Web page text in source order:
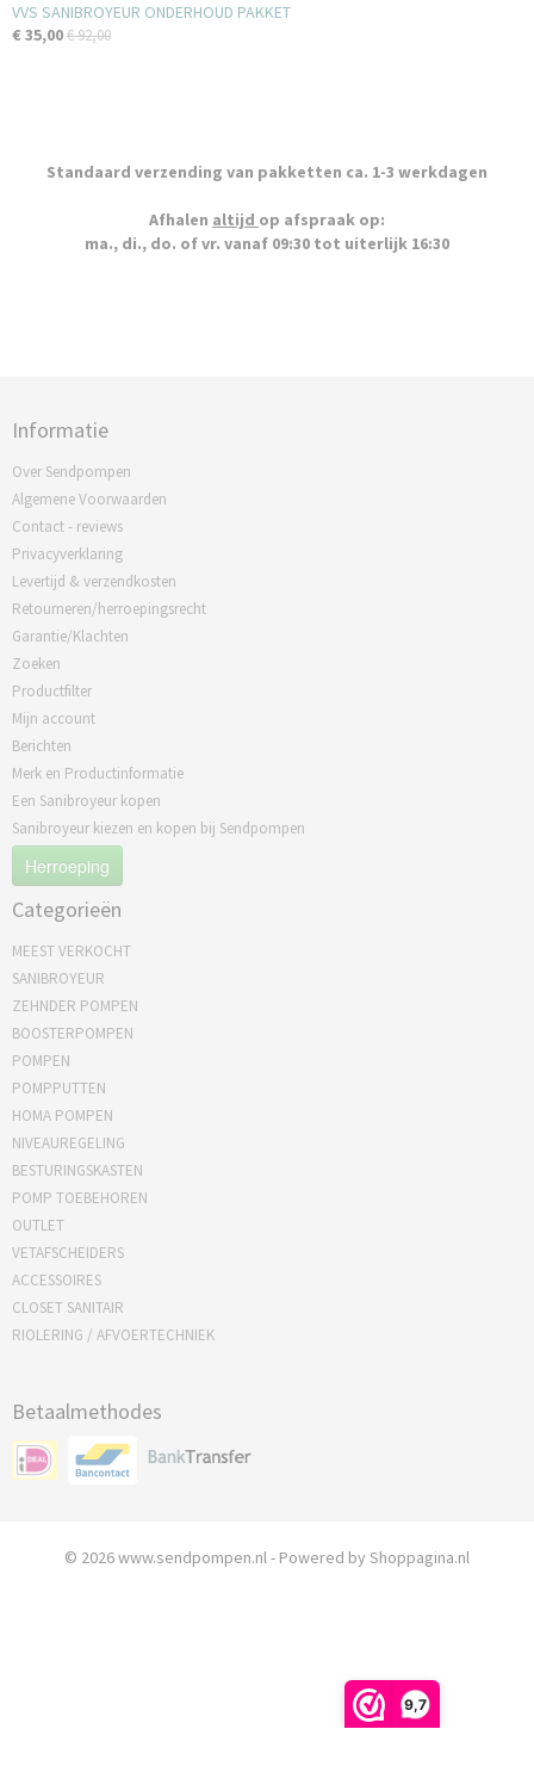
9,7
VVS SANIBROYEUR ONDERHOUD PAKKET
€ 35,00€ 92,00
Standaard verzending van pakketten ca. 1-3 werkdagen
Afhalen altijd op afspraak op:
ma., di., do. of vr. vanaf 09:30 tot uiterlijk 16:30
Informatie
Over Sendpompen
Algemene Voorwaarden
Contact - reviews
Privacyverklaring
Levertijd & verzendkosten
Retourneren/herroepingsrecht
Garantie/Klachten
Zoeken
Productfilter
Mijn account
Berichten
Merk en Productinformatie
Een Sanibroyeur kopen
Sanibroyeur kiezen en kopen bij Sendpompen
Herroeping
Categorieën
MEEST VERKOCHT
SANIBROYEUR
ZEHNDER POMPEN
BOOSTERPOMPEN
POMPEN
POMPPUTTEN
HOMA POMPEN
NIVEAUREGELING
BESTURINGSKASTEN
POMP TOEBEHOREN
OUTLET
VETAFSCHEIDERS
ACCESSOIRES
CLOSET SANITAIR
RIOLERING / AFVOERTECHNIEK
Betaalmethodes
© 2026 www.sendpompen.nl - Powered by Shoppagina.nl